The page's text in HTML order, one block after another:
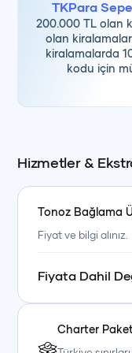
TKPara
200.000 TL olan
olan
kiralamalarda
kodu için
Hizmetler &
Tonoz Bağlama
Fiyat ve bilgi alınız.
Fiyata Dahil
Charter